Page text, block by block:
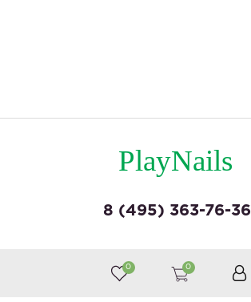
0 0
PlayNails
8 (495) 363-76-36
© by «Крайт»